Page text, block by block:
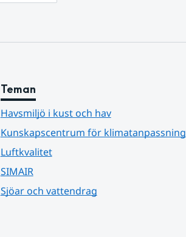
Teman
Havsmiljö i kust och hav
Kunskapscentrum för klimatanpassning
Luftkvalitet
SIMAIR
Sjöar och vattendrag